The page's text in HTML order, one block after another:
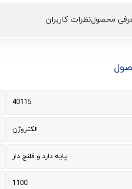
محصولنظرات کاربران
40115
الکتروژن
پایه دارد و فلنج دار
1100